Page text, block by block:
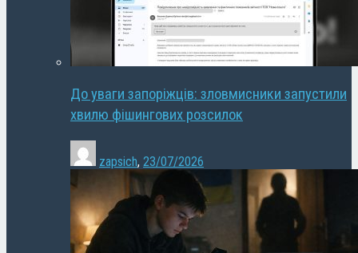
До уваги запоріжців: зловмисники запустили
хвилю фішингових розсилок
zapsich, 23/07/2026